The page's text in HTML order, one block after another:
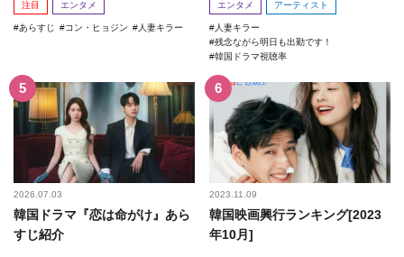
注目 エンタメ
あらすじ コン・ヒョジン 人妻キラー
エンタメ アーティスト
人妻キラー
残念ながら明日も出勤です！
韓国ドラマ視聴率
2026.07.03
韓国ドラマ『恋は命がけ』あら
すじ紹介
2023.11.09
韓国映画興行ランキング[2023
年10月]